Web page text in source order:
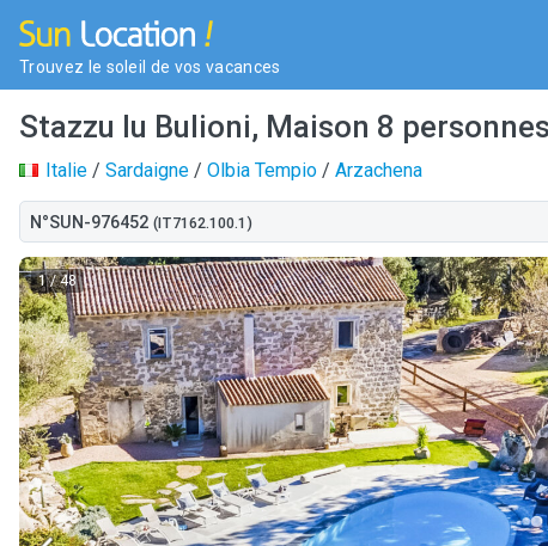
Trouvez le soleil de vos vacances
Stazzu lu Bulioni, Maison 8
Italie / Sardaigne / Olbia Tempio / Arzachena
N°SUN-976452 (IT7162.100.1)
1/ 48